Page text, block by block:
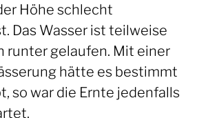
Höhe schlecht
Das Wasser ist teilweise
runter gelaufen. Mit einer
hätte es bestimmt
so war die Ernte jedenfalls